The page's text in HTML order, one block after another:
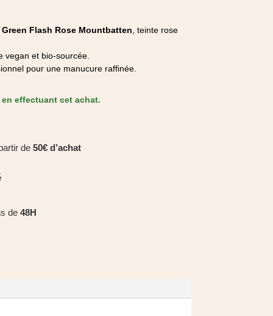
Green Flash Rose Mountbatten , teinte rose
vegan et bio-sourcée.
pour une manucure raffinée.
effectuant cet achat.
de 50€ d’achat
de 48H